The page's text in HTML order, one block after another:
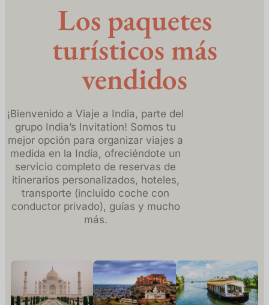
Los paquetes
turísticos más
vendidos
¡Bienvenido a Viaje a India, parte del
grupo India’s Invitation! Somos tu
mejor opción para organizar viajes a
medida en la India, ofreciéndote un
servicio completo de reservas de
itinerarios personalizados, hoteles,
transporte (incluido coche con
conductor privado), guías y mucho
más.